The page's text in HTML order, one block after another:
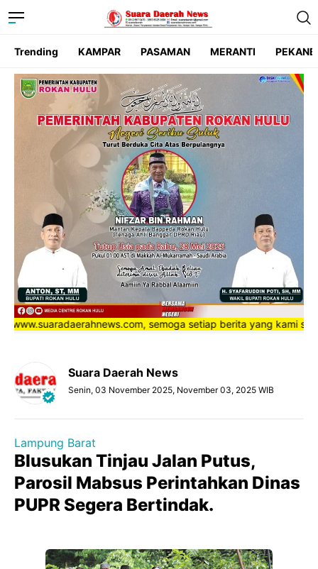
Trending KAMPAR PASAMAN MERANTI
semoga setiap berita yang kami
Suara Daerah News
Senin, 03 November 2025, November 03, 2025 WIB
Lampung Barat
Blusukan Tinjau Jalan Putus,
Parosil Mabsus Perintahkan Dinas
PUPR Segera Bertindak.